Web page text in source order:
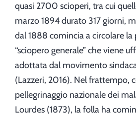
quasi 2700 scioperi, tra cui
marzo 1894 durato 317 giorni,
dal 1888 comincia a circolare la
“sciopero generale” che viene
adottata dal movimento
(Lazzeri, 2016). Nel frattempo,
pellegrinaggio nazionale dei
Lourdes (1873), la folla ha